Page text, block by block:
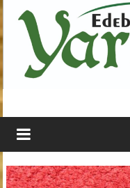
geç
YARPUZ
Edebiyat
Dergisi